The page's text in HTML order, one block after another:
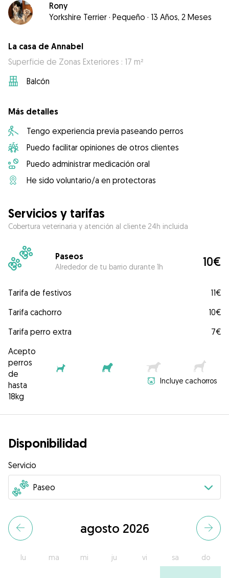
Rony
Yorkshire Terrier · Pequeño · 13 Años, 2 Meses
La casa de Annabel
Superficie de Zonas Exteriores : 17 m²
Balcón
Más detalles
Tengo experiencia previa paseando perros
Puedo facilitar opiniones de otros clientes
Puedo administrar medicación oral
He sido voluntario/a en protectoras
Servicios y tarifas
Cobertura veterinaria y atención al cliente 24h incluida
Paseos
Alrededor de tu barrio durante 1h 10€
Tarifa de festivos
11€
Tarifa cachorro
10€
Tarifa perro extra
7€
Acepto
perros
de
hasta
18kg
Incluye cachorros
Disponibilidad
Servicio
agosto 2026
lu ma mi ju vi sa do